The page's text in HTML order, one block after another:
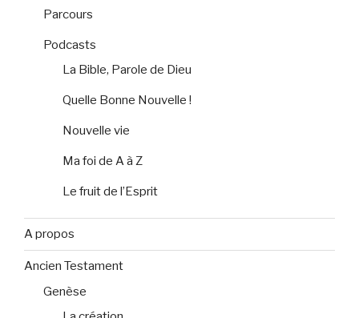
Parcours
Podcasts
La Bible, Parole de Dieu
Quelle Bonne Nouvelle !
Nouvelle vie
Ma foi de A à Z
Le fruit de l’Esprit
A propos
Ancien Testament
Genèse